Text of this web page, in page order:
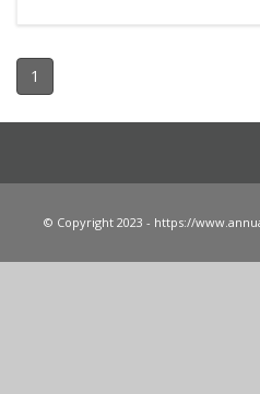
1
© Copyright 2023 - https://